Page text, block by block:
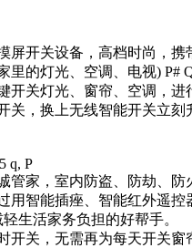
屏开关设备，高档时尚，携
里的灯光、空调、电视) P#
开关灯光、窗帘、空调，进
关，换上无线智能开关立
q, P
管家，室内防盗、防劫、防
用智能插痤、智能红外遥
生活家务负担的好帮手。
开关，无需再为每天开关窗